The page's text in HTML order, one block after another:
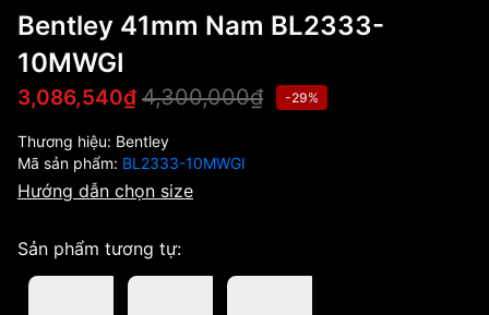
Bentley 41mm Nam BL2333-
10MWGI
3,086,540₫ 4,300,000₫ -29%
Thương hiệu: Bentley
Mã sản phẩm: BL2333-10MWGI
Hướng dẫn chọn size
Sản phẩm tương tự: